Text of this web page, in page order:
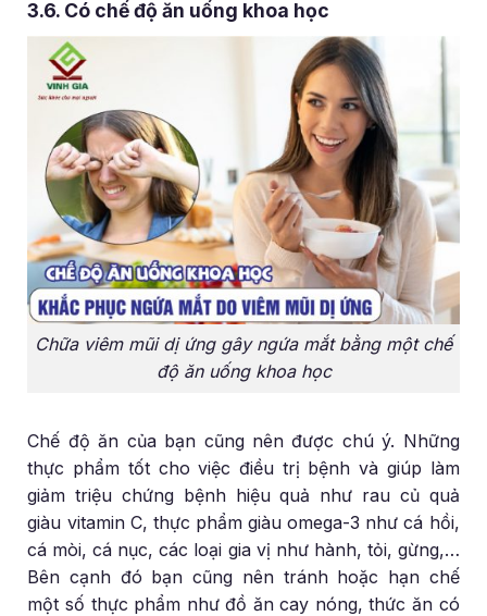
3.6. Có chế độ ăn uống khoa học
Chữa viêm mũi dị ứng gây ngứa mắt bằng một chế
độ ăn uống khoa học
Chế độ ăn của bạn cũng nên được chú ý. Những
thực phẩm tốt cho việc điều trị bệnh và giúp làm
giảm triệu chứng bệnh hiệu quả như rau củ quả
giàu vitamin C, thực phẩm giàu omega-3 như cá hồi,
cá mòi, cá nục, các loại gia vị như hành, tỏi, gừng,…
Bên cạnh đó bạn cũng nên tránh hoặc hạn chế
một số thực phẩm như đồ ăn cay nóng, thức ăn có